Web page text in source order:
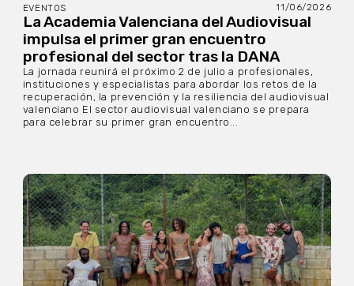
EVENTOS 11/06/2026
La Academia Valenciana del Audiovisual
impulsa el primer gran encuentro
profesional del sector tras la DANA
La jornada reunirá el próximo 2 de julio a profesionales,
instituciones y especialistas para abordar los retos de la
recuperación, la prevención y la resiliencia del audiovisual
valenciano El sector audiovisual valenciano se prepara
para celebrar su primer gran encuentro...